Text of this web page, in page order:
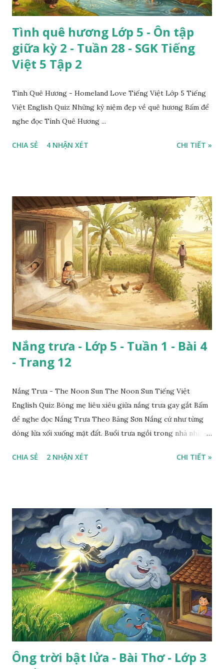
Tình quê hương Lớp 5 - Ôn tập
giữa kỳ 2 - Tuần 28 - SGK Tiếng
Việt 5 Tập 2
Tình Quê Hương - Homeland Love Tiếng Việt Lớp 5 Tiếng
Việt English Quiz Những kỷ niệm đẹp về quê hương Bấm để
nghe đọc Tình Quê Hương ...
CHIA SẺ 4 NHẬN XÉT CHI TIẾT »
Nắng trưa - Lớp 5 - Tuần 1 - Bài 4
- Trang 12
Nắng Trưa - The Noon Sun The Noon Sun Tiếng Việt
English Quiz Bóng mẹ liêu xiêu giữa nắng trưa gay gắt Bấm
để nghe đọc Nắng Trưa Theo Băng Sơn Nắng cứ như từng
dòng lửa xối xuống mặt đất. Buổi trưa ngồi trong nhà nhìn
CHIA SẺ 2 NHẬN XÉT CHI TIẾT »
Ông trời bật lửa - Bài Thơ - Lớp 3